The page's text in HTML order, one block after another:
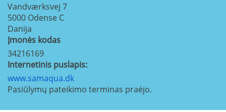
Vandværksvej 7
5000 Odense C
Danija
Įmonės kodas
34216169
Internetinis puslapis:
www.samaqua.dk
Pasiūlymų pateikimo terminas praėjo.